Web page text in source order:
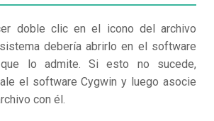
doble clic en el icono del archivo
debería abrirlo en el software
que lo admite. Si esto no sucede,
el software Cygwin y luego asocie
con él.